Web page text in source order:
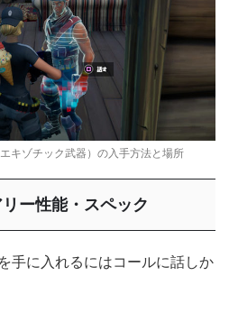
キゾチック武器）の入手方法と場所
ー性能・スペック
手に入れるにはコールに話しか